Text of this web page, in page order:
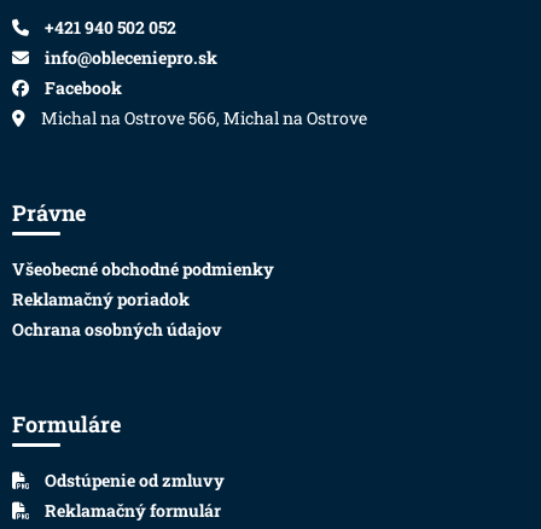
+421 940 502 052
info@obleceniepro.sk
Facebook
Michal na Ostrove 566, Michal na Ostrove
Právne
Všeobecné obchodné podmienky
Reklamačný poriadok
Ochrana osobných údajov
Formuláre
Odstúpenie od zmluvy
Reklamačný formulár